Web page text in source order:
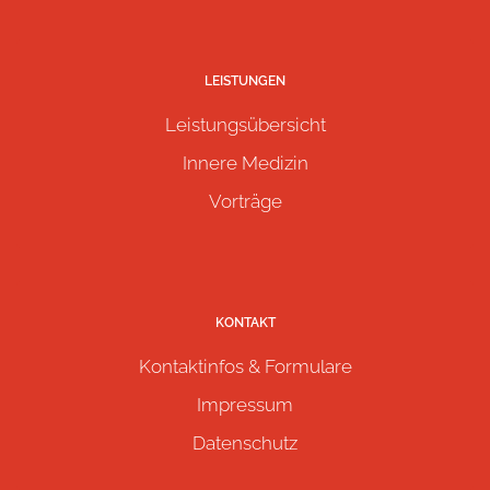
LEISTUNGEN
Leistungsübersicht
Innere Medizin
Vorträge
KONTAKT
Kontaktinfos & Formulare
Impressum
Datenschutz